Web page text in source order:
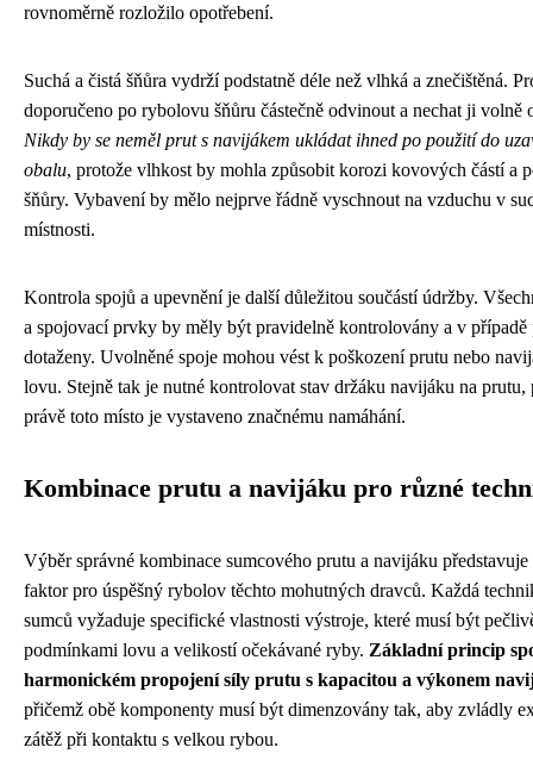
rovnoměrně rozložilo opotřebení.
Suchá a čistá šňůra vydrží podstatně déle než vlhká a znečištěná.
doporučeno po rybolovu šňůru částečně odvinout a nechat ji volně
Nikdy by se neměl prut s navijákem ukládat ihned po použití do
obalu, protože vlhkost by mohla způsobit korozi kovových částí a
šňůry. Vybavení by mělo nejprve řádně vyschnout na vzduchu v
místnosti.
Kontrola spojů a upevnění je další důležitou součástí údržby.
a spojovací prvky by měly být pravidelně kontrolovány a v případě
dotaženy. Uvolněné spoje mohou vést k poškození prutu nebo
lovu. Stejně tak je nutné kontrolovat stav držáku navijáku na prutu,
právě toto místo je vystaveno značnému namáhání.
Kombinace prutu a navijáku pro různé
Výběr správné kombinace sumcového prutu a navijáku
faktor pro úspěšný rybolov těchto mohutných dravců. Každá
sumců vyžaduje specifické vlastnosti výstroje, které musí být
podmínkami lovu a velikostí očekávané ryby. Základní princip
harmonickém propojení síly prutu s kapacitou a výkonem
přičemž obě komponenty musí být dimenzovány tak, aby zvládly
zátěž při kontaktu s velkou rybou.